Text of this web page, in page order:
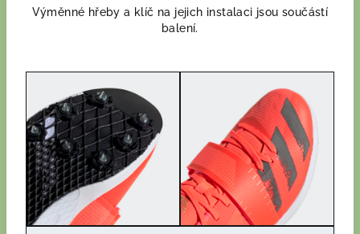
Výměnné hřeby a klíč na jejich instalaci jsou součástí
balení.